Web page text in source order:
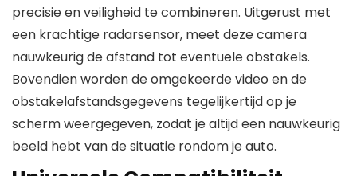
precisie en veiligheid te combineren. Uitgerust met
een krachtige radarsensor, meet deze camera
nauwkeurig de afstand tot eventuele obstakels.
Bovendien worden de omgekeerde video en de
obstakelafstandsgegevens tegelijkertijd op je
scherm weergegeven, zodat je altijd een nauwkeurig
beeld hebt van de situatie rondom je auto.